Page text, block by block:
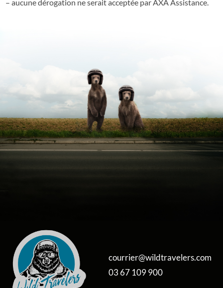
– aucune dérogation ne serait acceptée par AXA Assistance.
courrier@wildtravelers.com
03 67 109 900